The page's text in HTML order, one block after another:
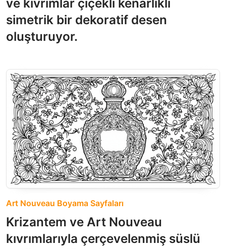
simetrik bir dekoratif desen
oluşturuyor.
Art Nouveau Boyama Sayfaları
Krizantem ve Art Nouveau
kıvrımlarıyla çerçevelenmiş süslü